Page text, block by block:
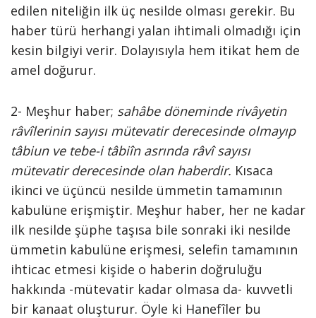
edilen niteliğin ilk üç nesilde olması gerekir. Bu
haber türü herhangi yalan ihtimali olmadığı için
kesin bilgiyi verir. Dolayısıyla hem itikat hem de
amel doğurur.
2- Meşhur haber; sahâbe döneminde rivâyetin
râvîlerinin sayısı mütevatir derecesinde olmayıp
tâbiun ve tebe-i tâbiîn asrında râvî sayısı
mütevatir derecesinde olan haberdir. Kısaca
ikinci ve üçüncü nesilde ümmetin tamamının
kabulüne erişmiştir. Meşhur haber, her ne kadar
ilk nesilde şüphe taşısa bile sonraki iki nesilde
ümmetin kabulüne erişmesi, selefin tamamının
ihticac etmesi kişide o haberin doğruluğu
hakkında -mütevatir kadar olmasa da- kuvvetli
bir kanaat oluşturur. Öyle ki Hanefîler bu